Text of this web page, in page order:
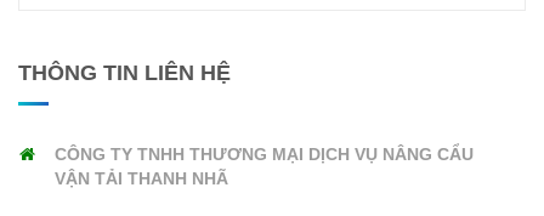
THÔNG TIN LIÊN HỆ
CÔNG TY TNHH THƯƠNG MẠI DỊCH VỤ NÂNG CẨU
VẬN TẢI THANH NHÃ